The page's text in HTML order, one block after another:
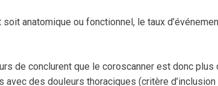
soit anatomique ou fonctionnel, le taux
de conclurent que le coroscanner est donc
avec des douleurs thoraciques (critère